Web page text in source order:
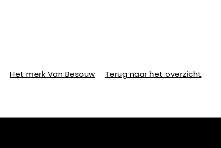
Het merk Van Besouw Terug naar het overzicht